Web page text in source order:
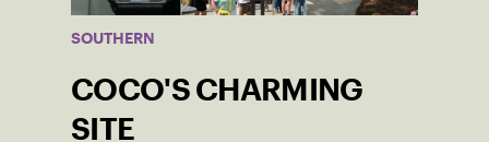
SOUTHERN
COCO'S CHARMING
SITE